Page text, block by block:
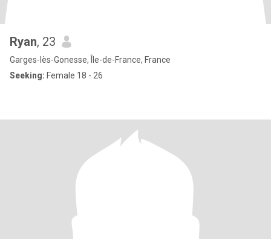
Ryan, 23
Garges-lès-Gonesse, Île-de-France, France
Seeking: Female 18 - 26